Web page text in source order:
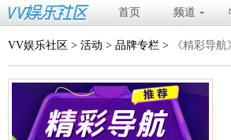
首页 频道
VV娱乐社区 > 活动 > 品牌专栏 > 《精彩导